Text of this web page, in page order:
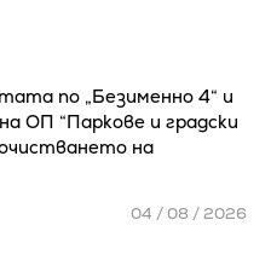
по „Безименно 4“ и
ОП “Паркове и градски
на
04 / 08 / 2026